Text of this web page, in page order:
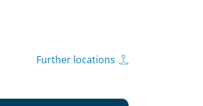
Further locations